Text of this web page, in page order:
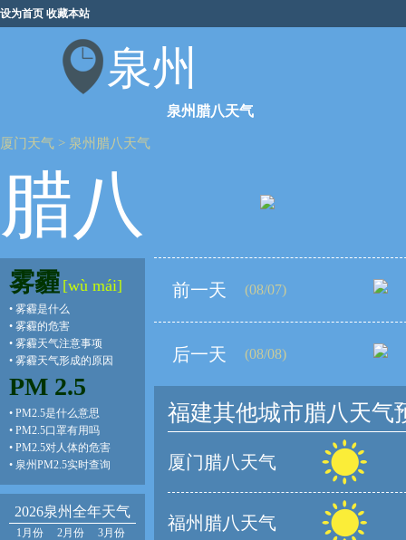
设为首页 收藏本站
泉州
泉州腊八天气
厦门天气 > 泉州腊八天气
腊八
雾霾 [wù mái]
• 雾霾是什么
• 雾霾的危害
• 雾霾天气注意事项
• 雾霾天气形成的原因
PM 2.5
• PM2.5是什么意思
• PM2.5口罩有用吗
• PM2.5对人体的危害
• 泉州PM2.5实时查询
2026泉州全年天气
1月份 2月份
3月份
前一天 (08/07)
后一天 (08/08)
福建其他城市腊八天气
厦门腊八天气
福州腊八天气